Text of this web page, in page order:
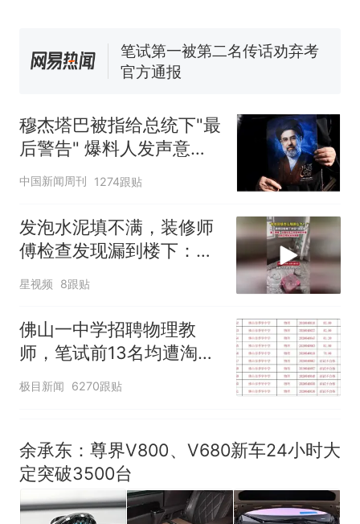
来源：参考消息）
笔试第一被第二名传话劝弃考
官方通报
试前13名均遭淘汰？教育局：
已叫停招聘，成立调查组全面
核查
台风"白海豚"中心附近最大风
力已达15级 最新研判
热 那个在床头放菜刀的女孩，
人生
穆杰塔巴被指给总统下"最
后警告" 爆料人发声意味
深长
中国新闻周刊 1274跟贴
发泡水泥填不满，装修师
傅检查发现漏到楼下：出
风口未延伸到外墙
星视频 8跟贴
佛山一中学招聘物理教
师，笔试前13名均遭淘
汰？教育局：已叫停招
极目新闻 6270跟贴
余承东：尊界V800、V680新车24小时大
定突破3500台